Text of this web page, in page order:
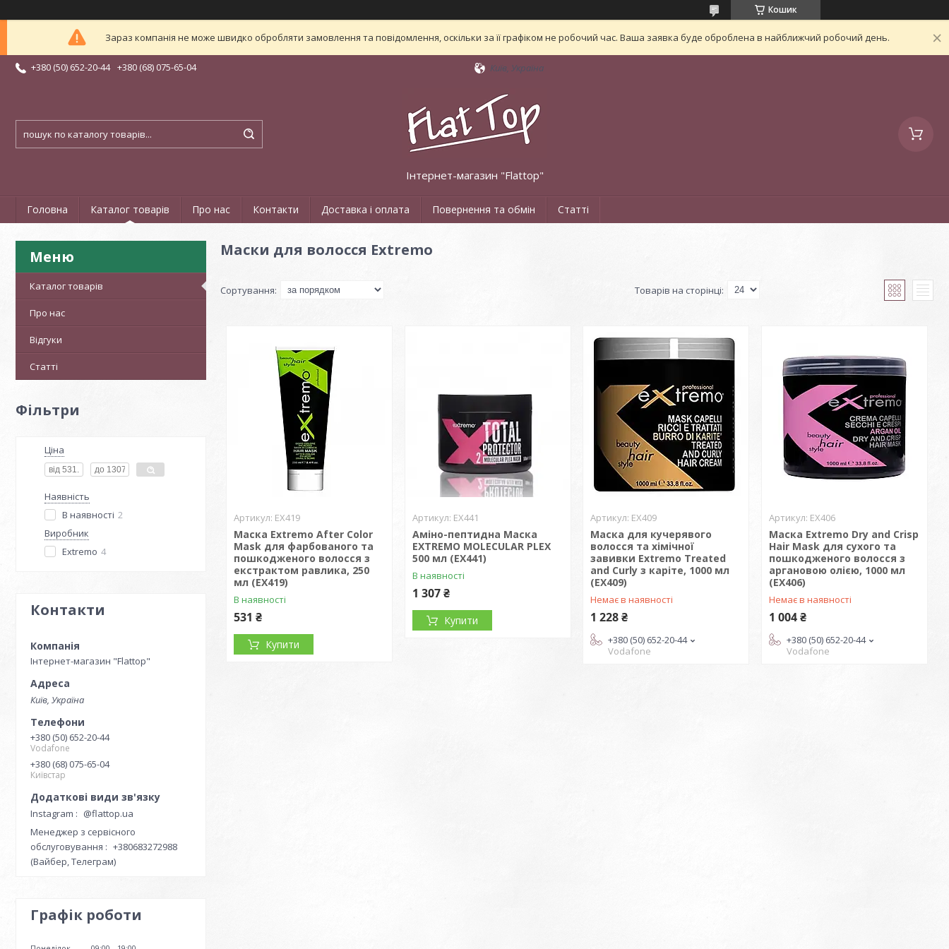
Кошик
Зараз компанія не може швидко обробляти замовлення та повідомлення, оскільки за її графіком не робочий час. Ваша заявка буде оброблена в найближчий робочий день.
+380 (50) 652-20-44 +380 (68) 075-65-04 Київ, Україна
Інтернет-магазин "Flattop"
Головна Каталог товарів Про нас Контакти Доставка і оплата Повернення та обмін Статті
Каталог товарів
Про нас
Відгуки
Статті
Фільтри
Ціна
Наявність
В наявності 2
Виробник
Extremo 4
Контакти
Інтернет-магазин "Flattop"
Київ, Україна
+380 (50) 652-20-44
Vodafone
+380 (68) 075-65-04
Київстар
Instagram
@flattop.ua
Менеджер з сервісного
обслуговування
+380683272988
(Вайбер, Телеграм)
Графік роботи
Маски для волосся Extremo
EX419
Маска Extremo After Color
Mask для фарбованого та
пошкодженого волосся з
екстрактом равлика, 250
мл (EX419)
В наявності
531 ₴
Купити
EX441
Аміно-пептидна Маска
EXTREMO MOLECULAR PLEX
500 мл (EX441)
В наявності
1 307 ₴
Купити
EX409
Маска для кучерявого
волосся та хімічної
завивки Extremo Treated
and Curly з каріте, 1000 мл
(EX409)
Немає в наявності
1 228 ₴
+380 (50) 652-20-44
Vodafone
EX406
Маска Extremo Dry and Crisp
Hair Mask для сухого та
пошкодженого волосся з
аргановою олією, 1000 мл
(EX406)
Немає в наявності
1 004 ₴
+380 (50) 652-20-44
Vodafone